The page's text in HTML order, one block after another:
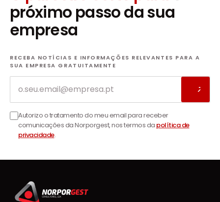
próximo passo da sua
empresa
RECEBA NOTÍCIAS E INFORMAÇÕES RELEVANTES PARA A
SUA EMPRESA GRATUITAMENTE
Email
Autorizo o tratamento do meu email para receber
comunicações da Norporgest, nos termos da política de
privacidade.